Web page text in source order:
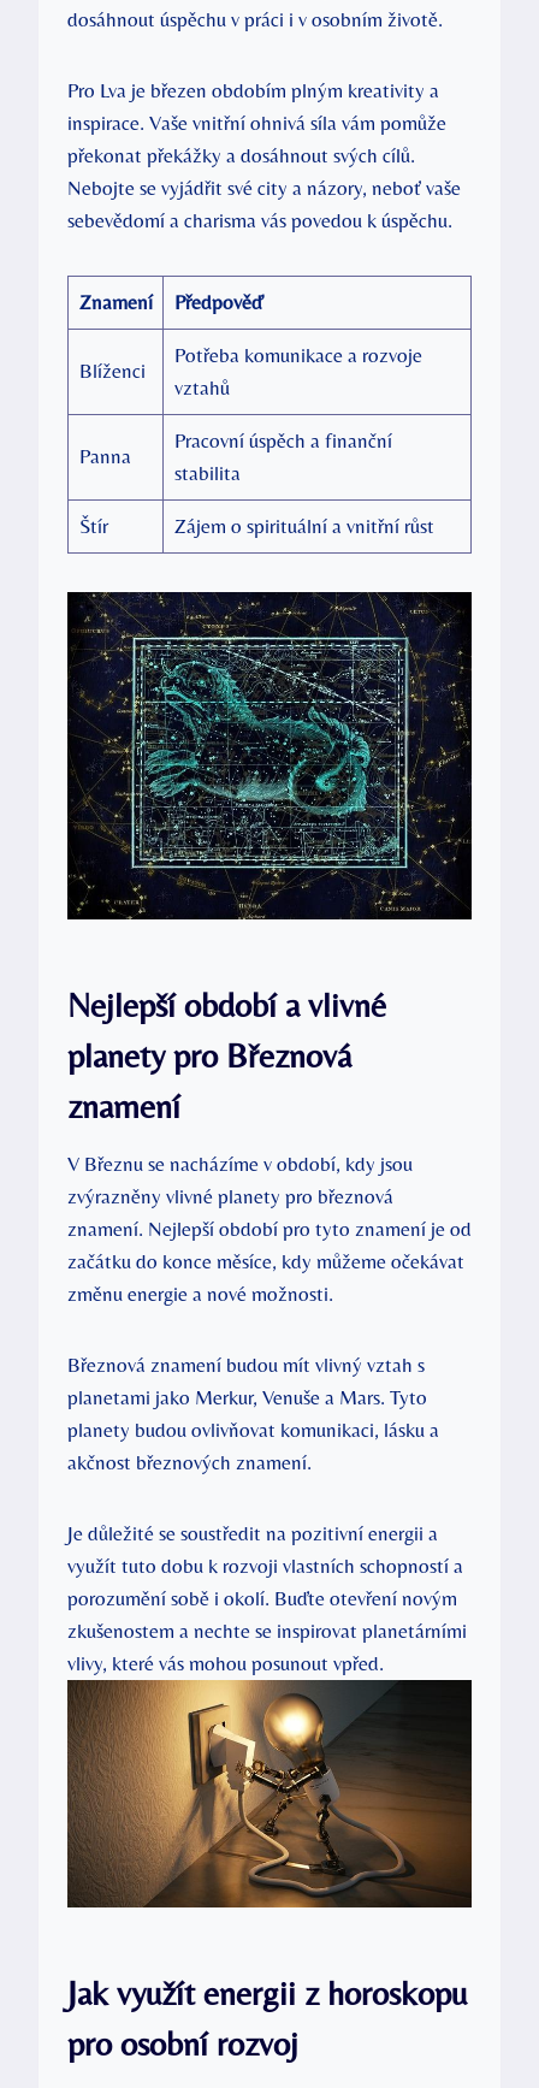
dosáhnout úspěchu v práci i v osobním životě.
Pro Lva je březen obdobím plným kreativity a
inspirace. Vaše vnitřní ohnivá síla vám pomůže
překonat překážky a dosáhnout svých cílů.
Nebojte se vyjádřit své city a názory, neboť vaše
sebevědomí a charisma vás povedou k úspěchu.
Znamení Předpověď
Blíženci
Potřeba komunikace a rozvoje
vztahů
Panna
Pracovní úspěch a finanční
stabilita
Štír Zájem o spirituální a vnitřní růst
Nejlepší období a vlivné
planety pro Březnová
znamení
V Březnu se nacházíme v období, kdy jsou
zvýrazněny vlivné planety pro březnová
znamení. Nejlepší období pro tyto znamení je od
začátku do konce měsíce, kdy můžeme očekávat
změnu energie a nové možnosti.
Březnová znamení budou mít vlivný vztah s
planetami jako Merkur, Venuše a Mars. Tyto
planety budou ovlivňovat komunikaci, lásku a
akčnost březnových znamení.
Je důležité se soustředit na pozitivní energii a
využít tuto dobu k rozvoji vlastních schopností a
porozumění sobě i okolí. Buďte otevření novým
zkušenostem a nechte se inspirovat planetárními
vlivy, které vás mohou posunout vpřed.
Jak využít energii z horoskopu
pro osobní rozvoj